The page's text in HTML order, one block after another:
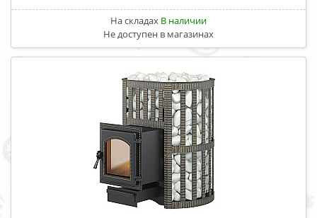
На складах В наличии
Не доступен в магазинах